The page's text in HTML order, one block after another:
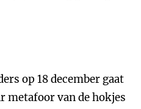
op 18 december gaat
metafoor van de hokjes